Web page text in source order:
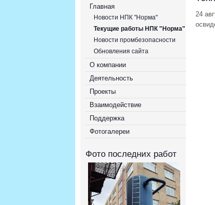
Главная
Новости НПК "Норма"
Текущие работы НПК "Норма"
Новости промбезопасности
Обновления сайта
О компании
Деятельность
Проекты
Взаимодействие
Поддержка
Фотогалереи
Фото последних работ
24